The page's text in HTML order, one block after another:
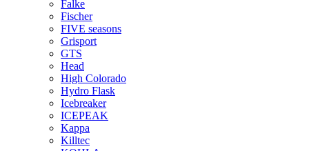
Falke
Fischer
FIVE seasons
Grisport
GTS
Head
High Colorado
Hydro Flask
Icebreaker
ICEPEAK
Kappa
Killtec